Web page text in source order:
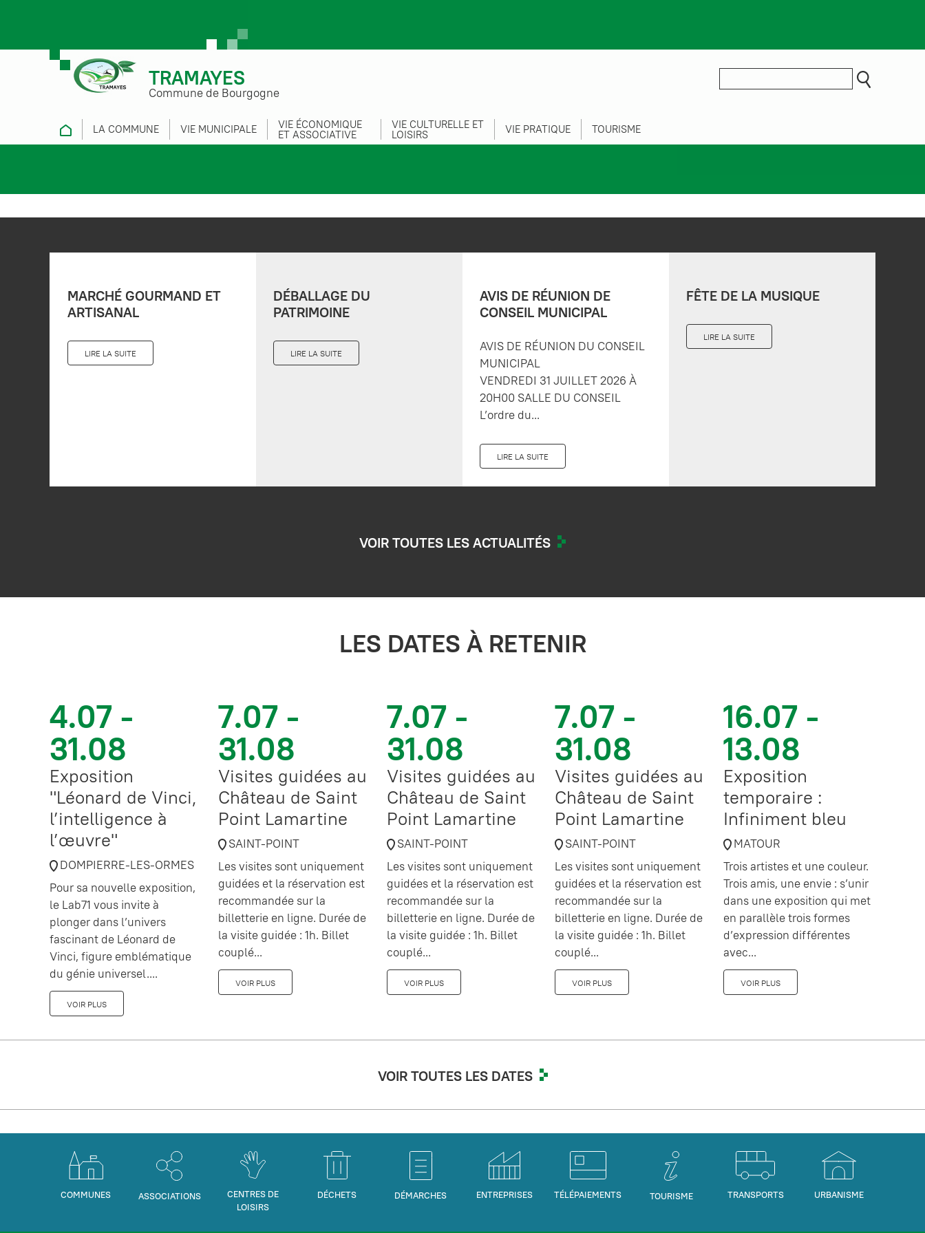
TRAMAYES
Commune de Bourgogne
LA COMMUNE VIE MUNICIPALE VIE ÉCONOMIQUE
ET ASSOCIATIVE
VIE CULTURELLE ET
LOISIRS VIE PRATIQUE TOURISME
MARCHÉ GOURMAND ET
ARTISANAL
LIRE LA SUITE
DÉBALLAGE DU
PATRIMOINE
LIRE LA SUITE
AVIS DE RÉUNION DE
CONSEIL MUNICIPAL
AVIS DE RÉUNION DU CONSEIL
MUNICIPAL
VENDREDI 31 JUILLET 2026 À
20H00 SALLE DU CONSEIL
L’ordre du...
LIRE LA SUITE
FÊTE DE LA MUSIQUE
LIRE LA SUITE
VOIR TOUTES LES ACTUALITÉS
LES DATES À RETENIR
4.07 -
31.08
Exposition
"Léonard de Vinci,
l’intelligence à
l’œuvre"
DOMPIERRE-LES-ORMES
Pour sa nouvelle exposition,
le Lab71 vous invite à
plonger dans l’univers
fascinant de Léonard de
Vinci, figure emblématique
du génie universel....
VOIR PLUS
7.07 -
31.08
Visites guidées au
Château de Saint
Point Lamartine
SAINT-POINT
Les visites sont uniquement
guidées et la réservation est
recommandée sur la
billetterie en ligne. Durée de
la visite guidée : 1h. Billet
couplé...
VOIR PLUS
7.07 -
31.08
Visites guidées au
Château de Saint
Point Lamartine
SAINT-POINT
Les visites sont uniquement
guidées et la réservation est
recommandée sur la
billetterie en ligne. Durée de
la visite guidée : 1h. Billet
couplé...
VOIR PLUS
7.07 -
31.08
Visites guidées au
Château de Saint
Point Lamartine
SAINT-POINT
Les visites sont uniquement
guidées et la réservation est
recommandée sur la
billetterie en ligne. Durée de
la visite guidée : 1h. Billet
couplé...
VOIR PLUS
16.07 -
13.08
Exposition
temporaire :
Infiniment bleu
MATOUR
Trois artistes et une couleur.
Trois amis, une envie : s’unir
dans une exposition qui met
en parallèle trois formes
d’expression différentes
avec...
VOIR PLUS
VOIR TOUTES LES DATES
COMMUNES ASSOCIATIONS
CENTRES DE
LOISIRS
DÉCHETS DÉMARCHES ENTREPRISES TÉLÉPAIEMENTS TOURISME TRANSPORTS URBANISME